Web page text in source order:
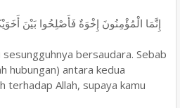
إِنَّمَا الْمُؤْمِنُونَ إِخْوَةٌ فَأَصْلِحُوا بَيْنَ
bersaudara. Sebab
hubungan) antara kedua
terhadap Allah, supaya kamu